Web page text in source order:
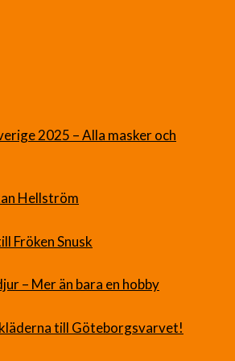
2025 – Alla masker och
Hellström
Fröken Snusk
– Mer än bara en hobby
till Göteborgsvarvet!